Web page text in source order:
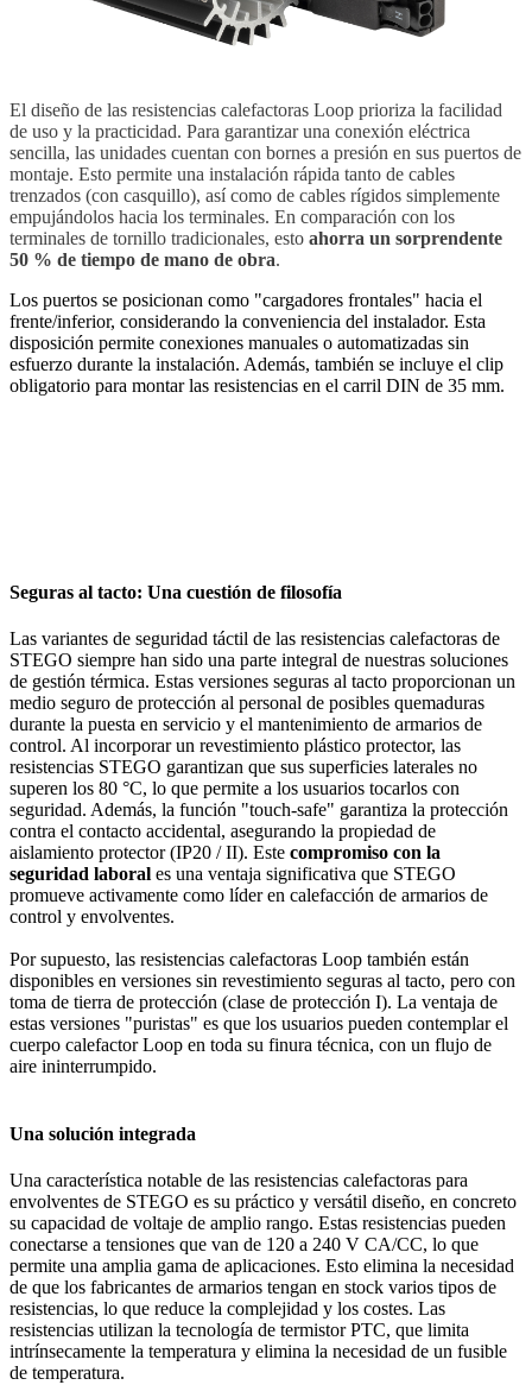
El diseño de las resistencias calefactoras Loop prioriza la facilidad
de uso y la practicidad. Para garantizar una conexión eléctrica
sencilla, las unidades cuentan con bornes a presión en sus puertos de
montaje. Esto permite una instalación rápida tanto de cables
trenzados (con casquillo), así como de cables rígidos simplemente
empujándolos hacia los terminales. En comparación con los
terminales de tornillo tradicionales, esto ahorra un sorprendente
50 % de tiempo de mano de obra.
Los puertos se posicionan como "cargadores frontales" hacia el
frente/inferior, considerando la conveniencia del instalador. Esta
disposición permite conexiones manuales o automatizadas sin
esfuerzo durante la instalación. Además, también se incluye el clip
obligatorio para montar las resistencias en el carril DIN de 35 mm.
Seguras al tacto: Una cuestión de filosofía
Las variantes de seguridad táctil de las resistencias calefactoras de
STEGO siempre han sido una parte integral de nuestras soluciones
de gestión térmica. Estas versiones seguras al tacto proporcionan un
medio seguro de protección al personal de posibles quemaduras
durante la puesta en servicio y el mantenimiento de armarios de
control. Al incorporar un revestimiento plástico protector, las
resistencias STEGO garantizan que sus superficies laterales no
superen los 80 °C, lo que permite a los usuarios tocarlos con
seguridad. Además, la función "touch-safe" garantiza la protección
contra el contacto accidental, asegurando la propiedad de
aislamiento protector (IP20 / II). Este compromiso con la
seguridad laboral es una ventaja significativa que STEGO
promueve activamente como líder en calefacción de armarios de
control y envolventes.
Por supuesto, las resistencias calefactoras Loop también están
disponibles en versiones sin revestimiento seguras al tacto, pero con
toma de tierra de protección (clase de protección I). La ventaja de
estas versiones "puristas" es que los usuarios pueden contemplar el
cuerpo calefactor Loop en toda su finura técnica, con un flujo de
aire ininterrumpido.
Una solución integrada
Una característica notable de las resistencias calefactoras para
envolventes de STEGO es su práctico y versátil diseño, en concreto
su capacidad de voltaje de amplio rango. Estas resistencias pueden
conectarse a tensiones que van de 120 a 240 V CA/CC, lo que
permite una amplia gama de aplicaciones. Esto elimina la necesidad
de que los fabricantes de armarios tengan en stock varios tipos de
resistencias, lo que reduce la complejidad y los costes. Las
resistencias utilizan la tecnología de termistor PTC, que limita
intrínsecamente la temperatura y elimina la necesidad de un fusible
de temperatura.